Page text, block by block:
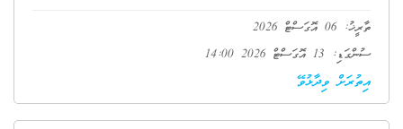
ތާރީޚު: 06 އޮގަސްޓް 2026
ސުންގަޑި: 13 އޮގަސްޓް 2026 14:00
އިތުރަށް ވިދާޅުވޭ